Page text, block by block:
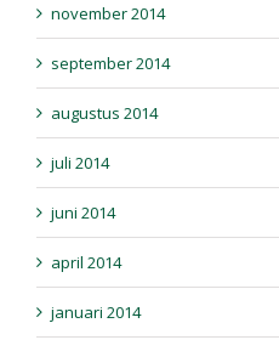
november 2014
september 2014
augustus 2014
juli 2014
juni 2014
april 2014
januari 2014